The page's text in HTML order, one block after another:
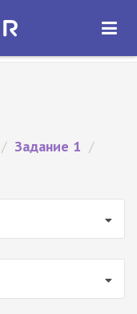
ОТКРЫТЬ
/ Задание 1 /